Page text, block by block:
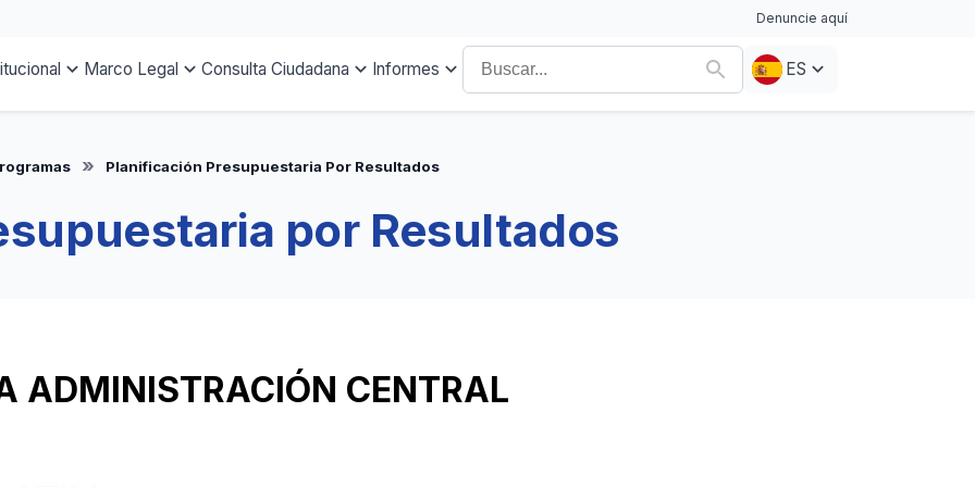
Denuncie aquí
Marco Legal Consulta Ciudadana Informes ES
Planificación Presupuestaria Por Resultados
por Resultados
ADMINISTRACIÓN CENTRAL